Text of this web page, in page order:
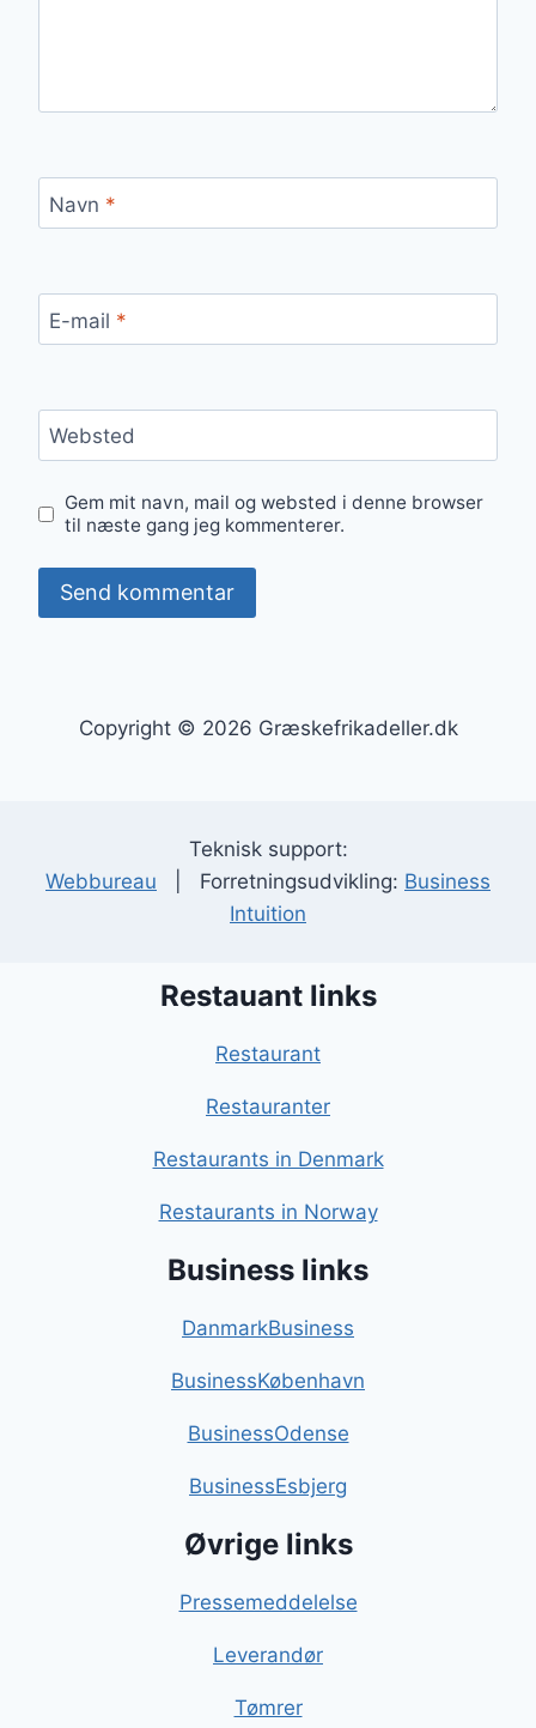
Navn *
E-mail *
Websted
Gem mit navn, mail og websted i denne browser
til næste gang jeg kommenterer.
Copyright © 2026 Græskefrikadeller.dk
Teknisk support:
Webbureau | Forretningsudvikling: Business
Intuition
Restauant links
Restaurant
Restauranter
Restaurants in Denmark
Restaurants in Norway
Business links
DanmarkBusiness
BusinessKøbenhavn
BusinessOdense
BusinessEsbjerg
Øvrige links
Pressemeddelelse
Leverandør
Tømrer